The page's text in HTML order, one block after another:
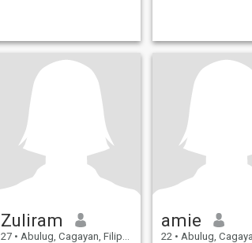
Zuliram
27 • Abulug, Cagayan, Filippinerne
amie
22 • Abulug, Cagayan,